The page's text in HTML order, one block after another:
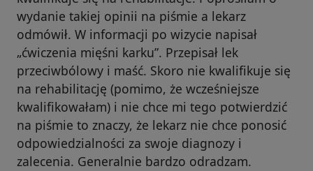
wydanie takiej opinii na piśmie a lekarz
odmówił. W informacji po wizycie napisał
„ćwiczenia mięśni karku”. Przepisał lek
przeciwbólowy i maść. Skoro nie kwalifikuje się
na rehabilitację (pomimo, że wcześniejsze
kwalifikowałam) i nie chce mi tego potwierdzić
na piśmie to znaczy, że lekarz nie chce ponosić
odpowiedzialności za swoje diagnozy i
zalecenia. Generalnie bardzo odradzam.